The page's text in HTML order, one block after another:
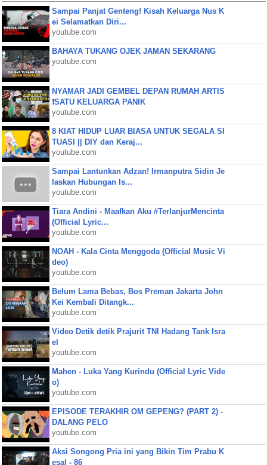
Sampai Panjat Genteng! Kisah Keluarga Nus K
ei Selamatkan Diri...
youtube.com
BAHAYA TUKANG OJEK JAMAN SEKARANG
youtube.com
NYAMAR JADI GEMBEL DEPAN RUMAH ARTIS
❗SATU KELUARGA PANIK
youtube.com
8 KIAT HIDUP LUAR BIASA UNTUK SEGALA SI
TUASI || DIY dan Keraj...
youtube.com
Sampai Lantunkan Adzan! Irmanputra Sidin Je
laskan Hubungan Is...
youtube.com
Tiara Andini - Maafkan Aku #TerlanjurMencinta
(Official Lyric...
youtube.com
NOAH - Kala Cinta Menggoda (Official Music Vi
deo)
youtube.com
Belum Lama Bebas, Bos Preman Jakarta John
Kei Kembali Ditangk...
youtube.com
Video Detik detik Prajurit TNI Hadang Tank Isra
el
youtube.com
Mahen - Luka Yang Kurindu (Official Lyric Vide
o)
youtube.com
EPISODE TERAKHIR OM GEPENG? (PART 2) -
DALANG PELO
youtube.com
Aksi Songong Pria ini yang Bikin Tim Prabu K
esal - 86